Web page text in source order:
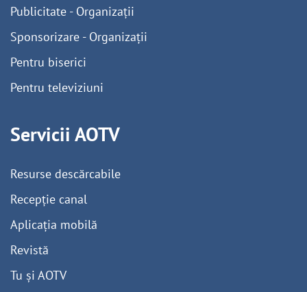
Publicitate - Organizații
Sponsorizare - Organizații
Pentru biserici
Pentru televiziuni
Servicii AOTV
Resurse descărcabile
Recepție canal
Aplicația mobilă
Revistă
Tu și AOTV